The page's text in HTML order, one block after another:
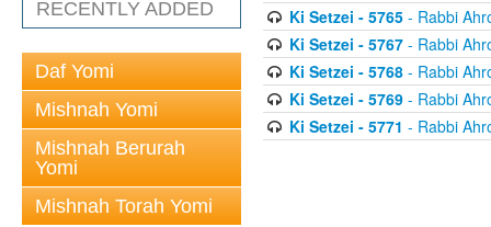
RECENTLY ADDED
Daf Yomi
Mishnah Yomi
Mishnah Berurah
Yomi
Mishnah Torah Yomi
Ki Setzei - 5765- Rabbi
Ki Setzei - 5767- Rabbi
Ki Setzei - 5768- Rabbi
Ki Setzei - 5769- Rabbi
Ki Setzei - 5771 - Rabbi